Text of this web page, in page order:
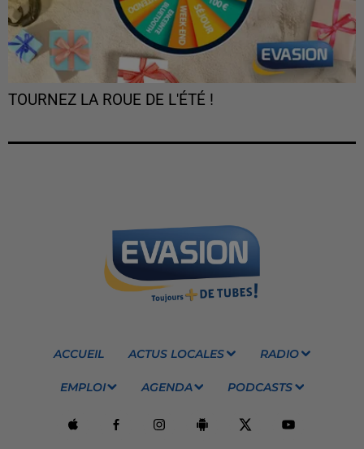
TOURNEZ LA ROUE DE L'ÉTÉ !
ACCUEIL ACTUS LOCALES RADIO
EMPLOI AGENDA PODCASTS